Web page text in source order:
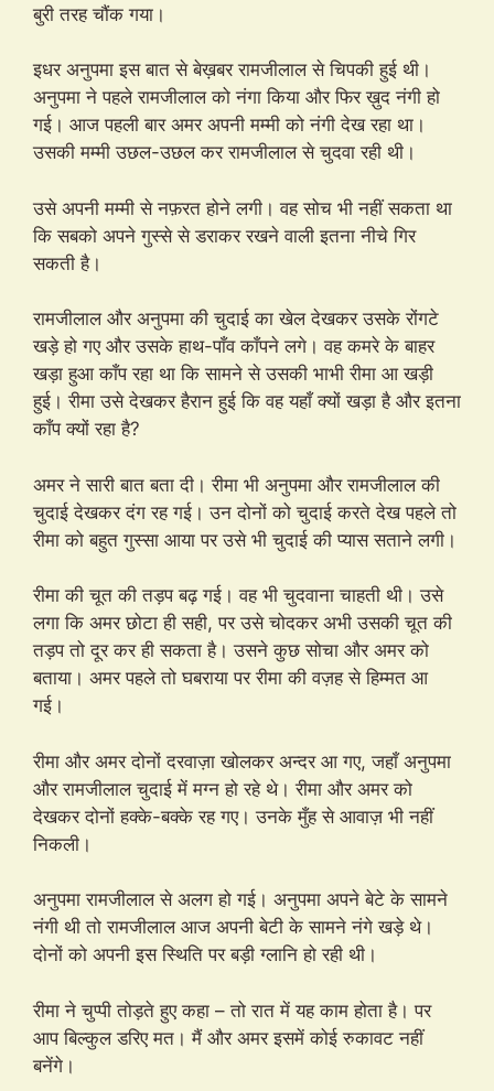
बुरी तरह चौंक गया।
इधर अनुपमा इस बात से बेख़बर रामजीलाल से चिपकी हुई थी।
अनुपमा ने पहले रामजीलाल को नंगा किया और फिर ख़ुद नंगी हो
गई। आज पहली बार अमर अपनी मम्मी को नंगी देख रहा था।
उसकी मम्मी उछल-उछल कर रामजीलाल से चुदवा रही थी।
उसे अपनी मम्मी से नफ़रत होने लगी। वह सोच भी नहीं सकता था
कि सबको अपने गुस्से से डराकर रखने वाली इतना नीचे गिर
सकती है।
रामजीलाल और अनुपमा की चुदाई का खेल देखकर उसके रोंगटे
खड़े हो गए और उसके हाथ-पाँव काँपने लगे। वह कमरे के बाहर
खड़ा हुआ काँप रहा था कि सामने से उसकी भाभी रीमा आ खड़ी
हुई। रीमा उसे देखकर हैरान हुई कि वह यहाँ क्यों खड़ा है और इतना
काँप क्यों रहा है?
अमर ने सारी बात बता दी। रीमा भी अनुपमा और रामजीलाल की
चुदाई देखकर दंग रह गई। उन दोनों को चुदाई करते देख पहले तो
रीमा को बहुत गुस्सा आया पर उसे भी चुदाई की प्यास सताने लगी।
रीमा की चूत की तड़प बढ़ गई। वह भी चुदवाना चाहती थी। उसे
लगा कि अमर छोटा ही सही, पर उसे चोदकर अभी उसकी चूत की
तड़प तो दूर कर ही सकता है। उसने कुछ सोचा और अमर को
बताया। अमर पहले तो घबराया पर रीमा की वज़ह से हिम्मत आ
गई।
रीमा और अमर दोनों दरवाज़ा खोलकर अन्दर आ गए, जहाँ अनुपमा
और रामजीलाल चुदाई में मग्न हो रहे थे। रीमा और अमर को
देखकर दोनों हक्के-बक्के रह गए। उनके मुँह से आवाज़ भी नहीं
निकली।
अनुपमा रामजीलाल से अलग हो गई। अनुपमा अपने बेटे के सामने
नंगी थी तो रामजीलाल आज अपनी बेटी के सामने नंगे खड़े थे।
दोनों को अपनी इस स्थिति पर बड़ी ग्लानि हो रही थी।
रीमा ने चुप्पी तोड़ते हुए कहा – तो रात में यह काम होता है। पर
आप बिल्कुल डरिए मत। मैं और अमर इसमें कोई रुकावट नहीं
बनेंगे।